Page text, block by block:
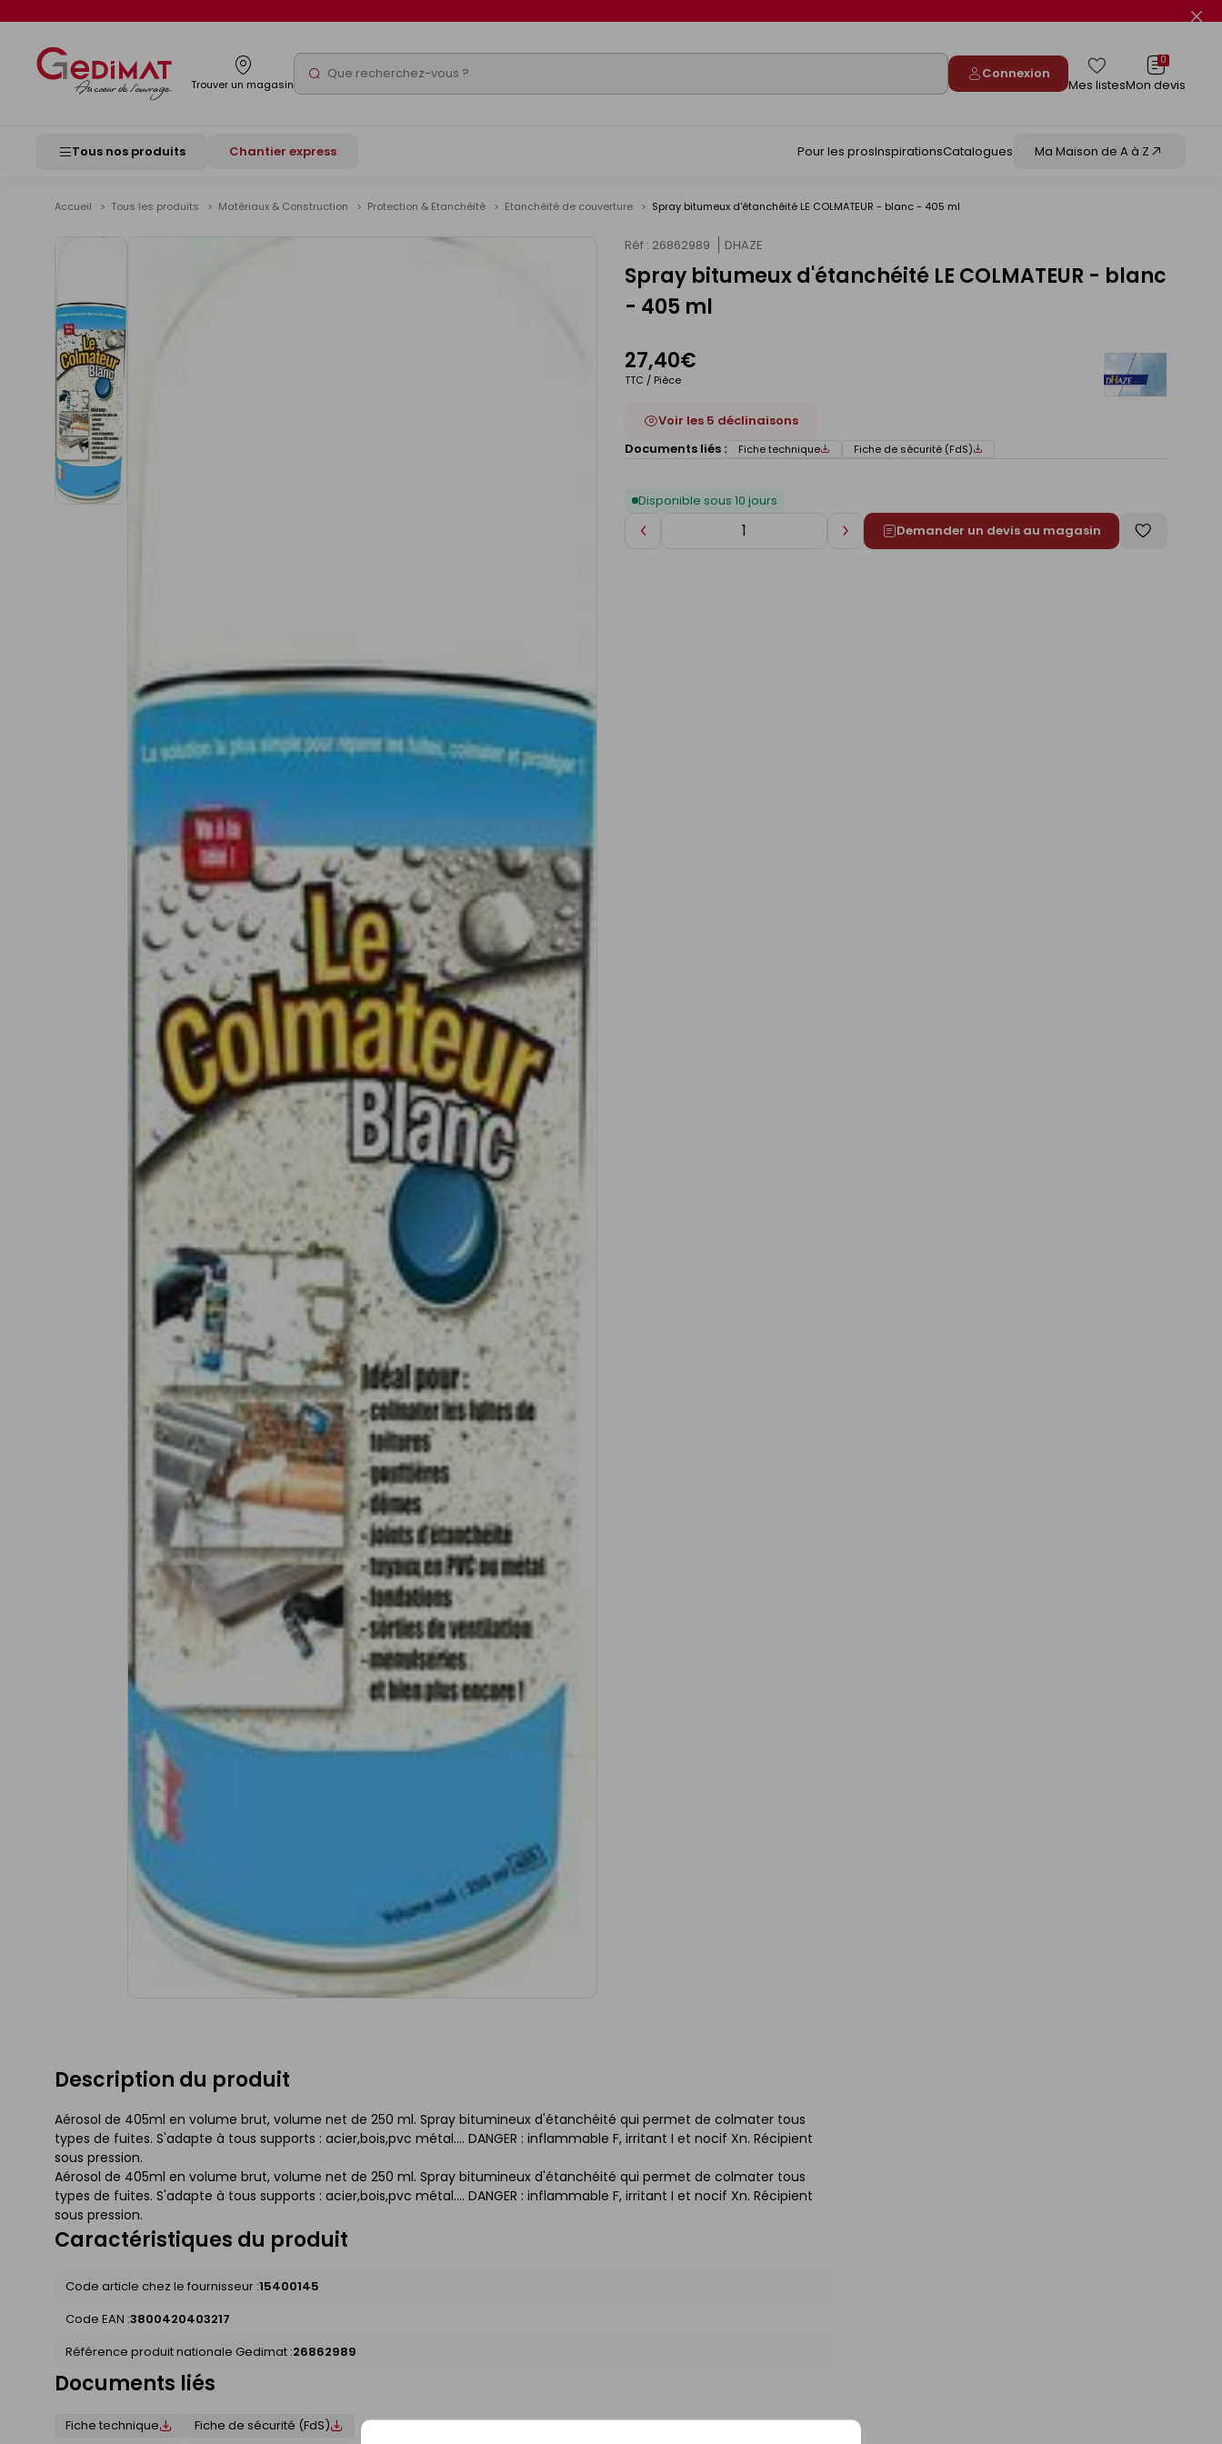
Trouver un magasin Rechercher Connexion
Mes listes
0
Mon devis
Tous nos produits Chantier express Pour les prosInspirationsCatalogues Ma Maison de A à Z
Accueil Tous les produits Matériaux & Construction Protection & Etanchéité Etanchéité de couverture Spray bitumeux d'étanchéité LE COLMATEUR - blanc - 405 ml
Réf : 26862989 DHAZE
Spray bitumeux d'étanchéité LE COLMATEUR - blanc
- 405 ml
27,40€
TTC / Pièce
Voir les 5 déclinaisons
Documents liés :
Fiche technique Fiche de sécurité (FdS)
Disponible sous 10 jours
Diminuer AugmenterDemander un devis au magasin
Enregistrer
Description du produit
Aérosol de 405ml en volume brut, volume net de 250 ml. Spray bitumineux d'étanchéité qui permet de colmater tous
types de fuites. S'adapte à tous supports : acier,bois,pvc métal.... DANGER : inflammable F, irritant I et nocif Xn. Récipient
sous pression.
Aérosol de 405ml en volume brut, volume net de 250 ml. Spray bitumineux d'étanchéité qui permet de colmater tous
types de fuites. S'adapte à tous supports : acier,bois,pvc métal.... DANGER : inflammable F, irritant I et nocif Xn. Récipient
sous pression.
Caractéristiques du produit
Code article chez le fournisseur :15400145
Code EAN :3800420403217
Référence produit nationale Gedimat :26862989
Documents liés
Fiche technique Fiche de sécurité (FdS)